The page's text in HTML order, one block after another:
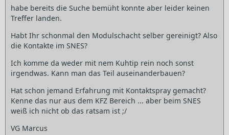
habe bereits die Suche bemüht konnte aber leider keinen
Treffer landen.
Habt Ihr schonmal den Modulschacht selber gereinigt? Also
die Kontakte im SNES?
Ich komme da weder mit nem Kuhtip rein noch sonst
irgendwas. Kann man das Teil auseinanderbauen?
Hat schon jemand Erfahrung mit Kontaktspray gemacht?
Kenne das nur aus dem KFZ Bereich ... aber beim SNES
weiß ich nicht ob das ratsam ist ;/
VG Marcus